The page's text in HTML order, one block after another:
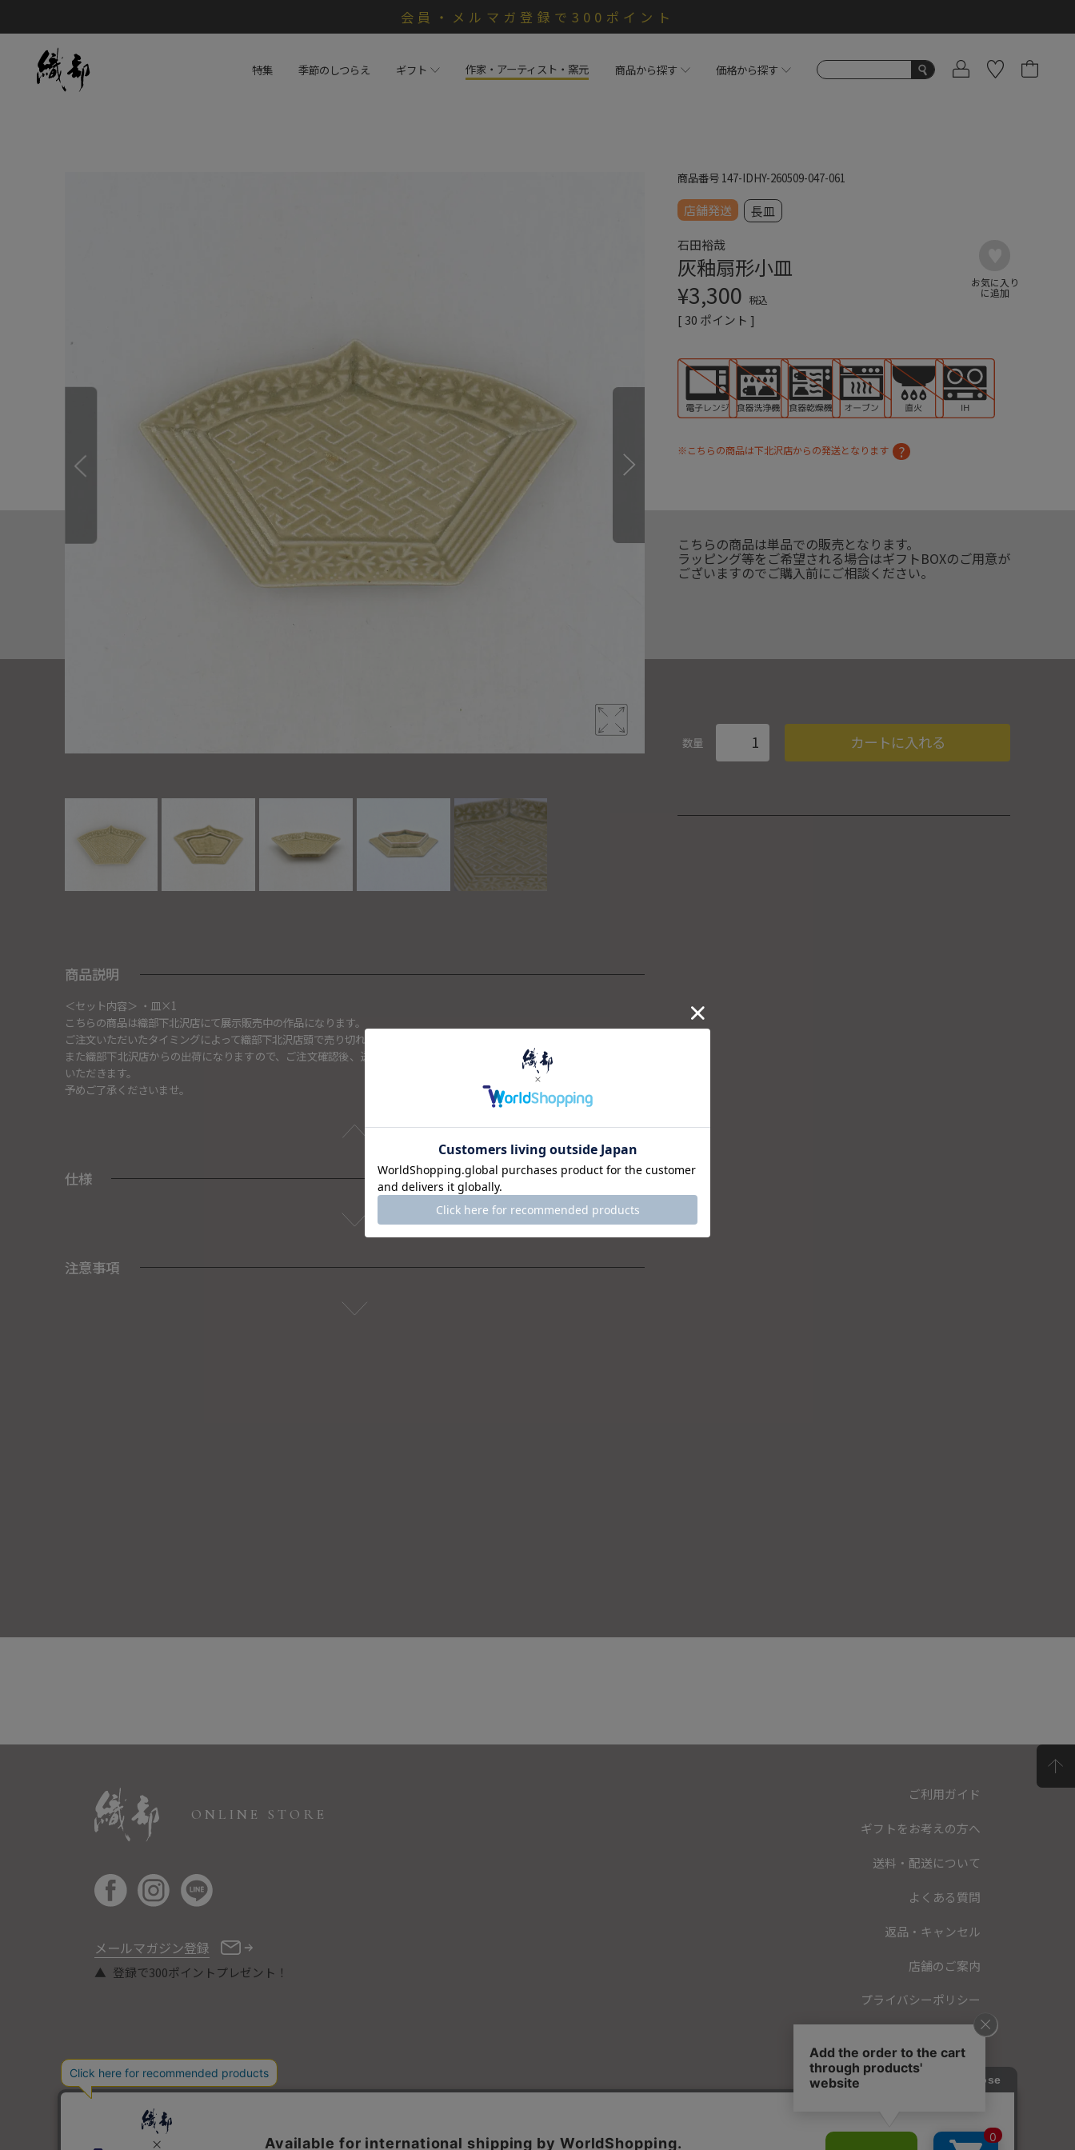
会員・メルマガ登録で300ポイント
特集 季節のしつらえ ギフト 作家・アーティスト・窯元 商品から探す 価格から探す
商品説明
＜セット内容＞ ・皿×1
こちらの商品は織部下北沢店にて展示販売中の作品になります。
ご注文いただいたタイミングによって織部下北沢店頭で売り切れた場合は、キャンセルさせて頂きます。
また織部下北沢店からの出荷になりますので、ご注文確認後、送料を再計算し改めてご請求金額についてのご連絡をさせて
いただきます。
予めご了承くださいませ。
仕様
注意事項
商品番号 147-IDHY-260509-047-061
店舗発送 長皿
石田裕哉
灰釉扇形小皿
¥3,300 税込
[30 ポイント ]
※こちらの商品は下北沢店からの発送となります
こちらの商品は単品での販売となります。
ラッピング等をご希望される場合はギフトBOXのご用意が
ございますのでご購入前にご相談ください。
数量 カートに入れる
ONLINE STORE
メールマガジン登録
登録で300ポイントプレゼント！
ご利用ガイド
ギフトをお考えの方へ
送料・配送について
よくある質問
返品・キャンセル
店舗のご案内
プライバシーポリシー
特定商取引法に基づく表記
COPYRIGHT © ORIBE ALL RIGHTS RESERVED.